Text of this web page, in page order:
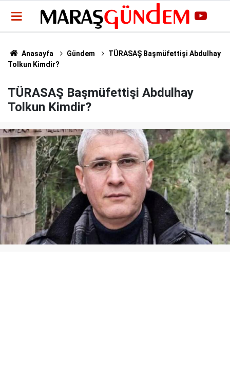
Anasayfa Gündem
TÜRASAŞ Başmüfettişi Abdulhay
Tolkun Kimdir?
TÜRASAŞ Başmüfettişi Abdulhay
Tolkun Kimdir?